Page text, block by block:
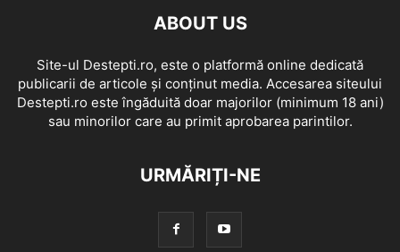
ABOUT US
Site-ul Destepti.ro, este o platformă online dedicată
publicarii de articole și conținut media. Accesarea siteului
Destepti.ro este îngăduită doar majorilor (minimum 18 ani)
sau minorilor care au primit aprobarea parintilor.
URMĂRIȚI-NE